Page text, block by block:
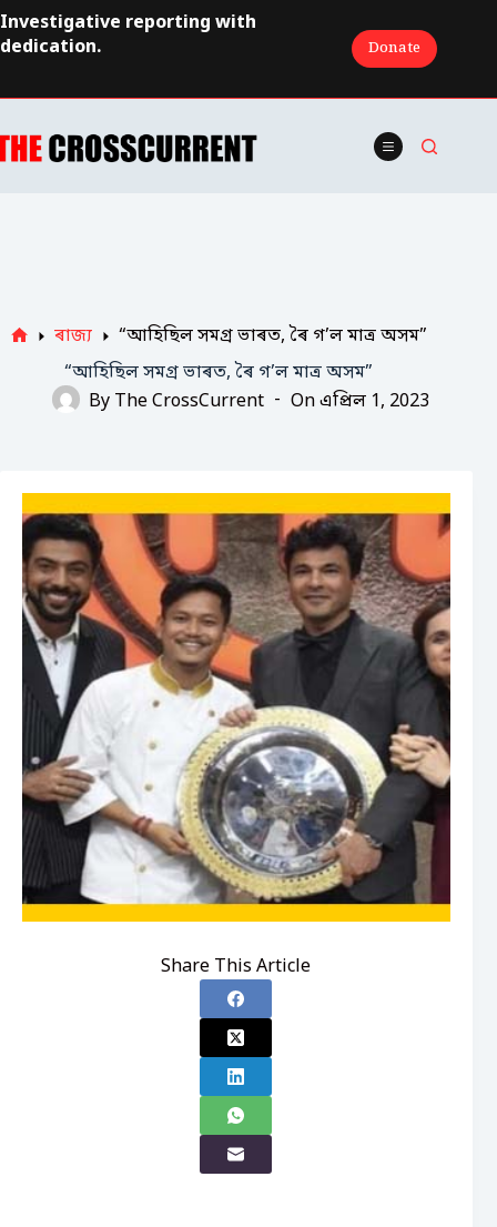
Skip
to
content
Investigative reporting with
dedication.
Donate
ৰাজ্য
“আহিছিল সমগ্ৰ ভাৰত, ৰৈ গ’ল মাত্র অসম”
“আহিছিল সমগ্ৰ ভাৰত, ৰৈ গ’ল মাত্র অসম”
By The CrossCurrent On এপ্ৰিল 1, 2023
Share This Article